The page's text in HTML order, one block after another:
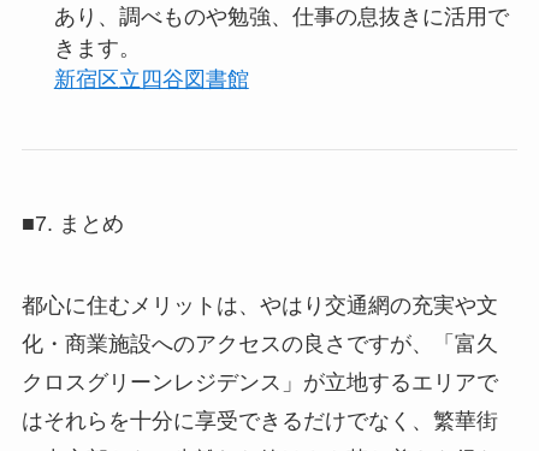
あり、調べものや勉強、仕事の息抜きに活用で
きます。
新宿区立四谷図書館
■7. まとめ
都心に住むメリットは、やはり交通網の充実や文
化・商業施設へのアクセスの良さですが、「富久
クロスグリーンレジデンス」が立地するエリアで
はそれらを十分に享受できるだけでなく、繁華街